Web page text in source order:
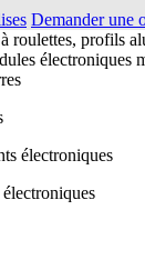
Demander une